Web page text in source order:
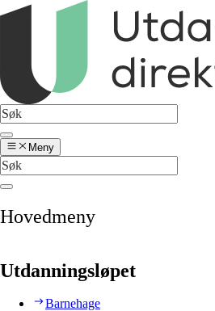
Meny
Hovedmeny
Utdanningsløpet
Barnehage